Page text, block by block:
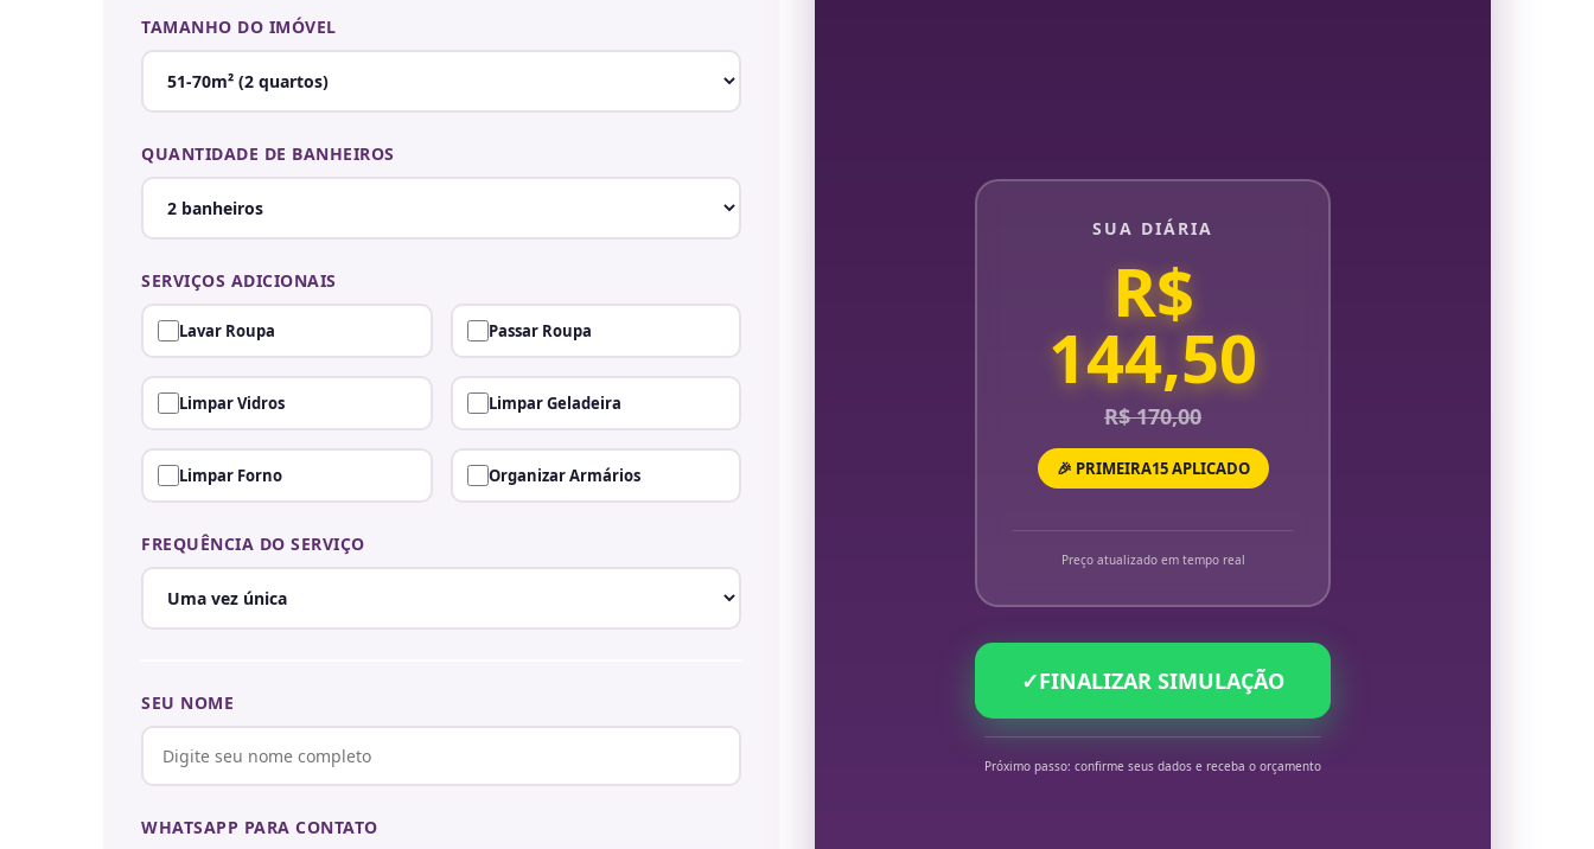
TAMANHO DO IMÓVEL
QUANTIDADE DE BANHEIROS
SERVIÇOS ADICIONAIS
Lavar Roupa Passar Roupa
Limpar Vidros Limpar Geladeira
Limpar Forno Organizar Armários
FREQUÊNCIA DO SERVIÇO
SEU NOME
WHATSAPP PARA CONTATO
SUA DIÁRIA
R$
144,50
R$ 170,00
🎉 PRIMEIRA15 APLICADO
Preço atualizado em tempo real
✓FINALIZAR SIMULAÇÃO
Próximo passo: confirme seus dados e receba o orçamento